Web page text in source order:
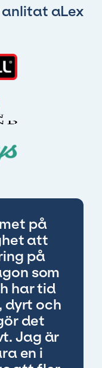
aLex
på
att
på
som
har tid
dyrt och
det
Jag är
en i